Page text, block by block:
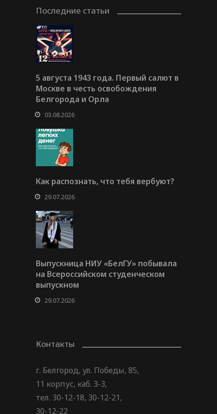
Последние статьи
5 августа 1943 года. Первый салют в
Москве в честь освобождения
Белгорода и Орла
03.08.2026
Как распознать, что тебя вербуют?
29.07.2026
Выпускница НИУ «БелГУ» побывала
на Всероссийском студенческом
выпускном
29.07.2026
Контакты
г. Белгород, ул. Победы, 85,
11 корпус, каб. 3-3,
тел. 30-12-18, 30-12-21,
30-12-22